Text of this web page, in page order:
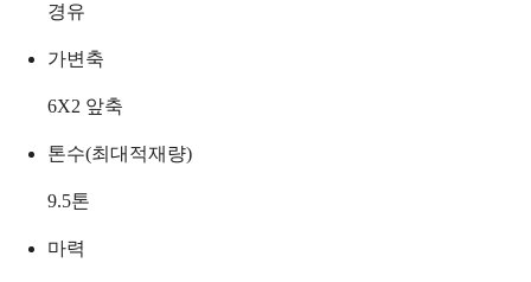
경유
가변축
6X2 앞축
톤수(최대적재량)
9.5톤
마력